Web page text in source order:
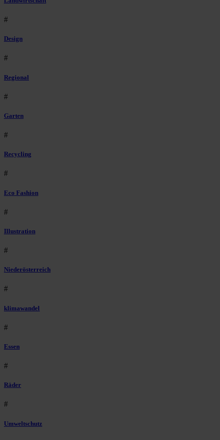
#
Design
#
Regional
#
Garten
#
Recycling
#
Eco Fashion
#
Illustration
#
Niederösterreich
#
klimawandel
#
Essen
#
Räder
#
Umweltschutz